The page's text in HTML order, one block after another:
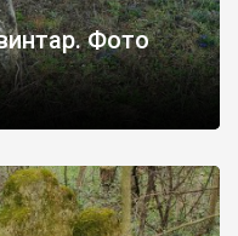
Фото